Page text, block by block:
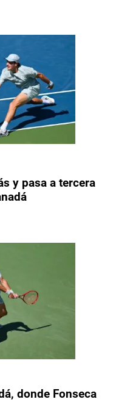
y pasa a tercera
donde Fonseca